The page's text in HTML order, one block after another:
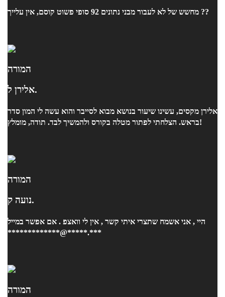
מחשש של לא לעבור מבני נתונים 92 סופי פשוט קוסם, אין עלייך ??
המורה
אלירן ל.
אלירן מקסים, עשינו שיעור בנושא מבוא לסייבר והוא עשה לי המון סדר
בראש. הצלחתי לפתור מטלה בקורס ולהמשיך לבד. תודה, מומלץ!
המורה
נועה ק.
היי , אני אשמח שתצרי איתי קשר , אין לי וואצפ . אם אפשר במייל
*************@*****.***
המורה